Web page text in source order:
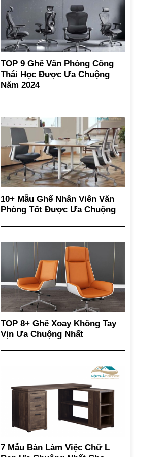
TOP 9 Ghế Văn Phòng Công
Thái Học Được Ưa Chuộng
Năm 2024
10+ Mẫu Ghế Nhân Viên Văn
Phòng Tốt Được Ưa Chuộng
TOP 8+ Ghế Xoay Không Tay
Vịn Ưa Chuộng Nhất
7 Mẫu Bàn Làm Việc Chữ L